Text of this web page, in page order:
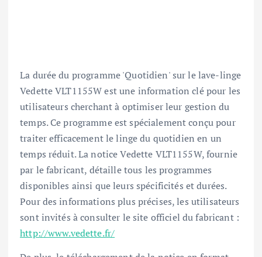
La durée du programme 'Quotidien' sur le lave-linge
Vedette VLT1155W est une information clé pour les
utilisateurs cherchant à optimiser leur gestion du
temps. Ce programme est spécialement conçu pour
traiter efficacement le linge du quotidien en un
temps réduit. La notice Vedette VLT1155W, fournie
par le fabricant, détaille tous les programmes
disponibles ainsi que leurs spécificités et durées.
Pour des informations plus précises, les utilisateurs
sont invités à consulter le site officiel du fabricant :
http://www.vedette.fr/